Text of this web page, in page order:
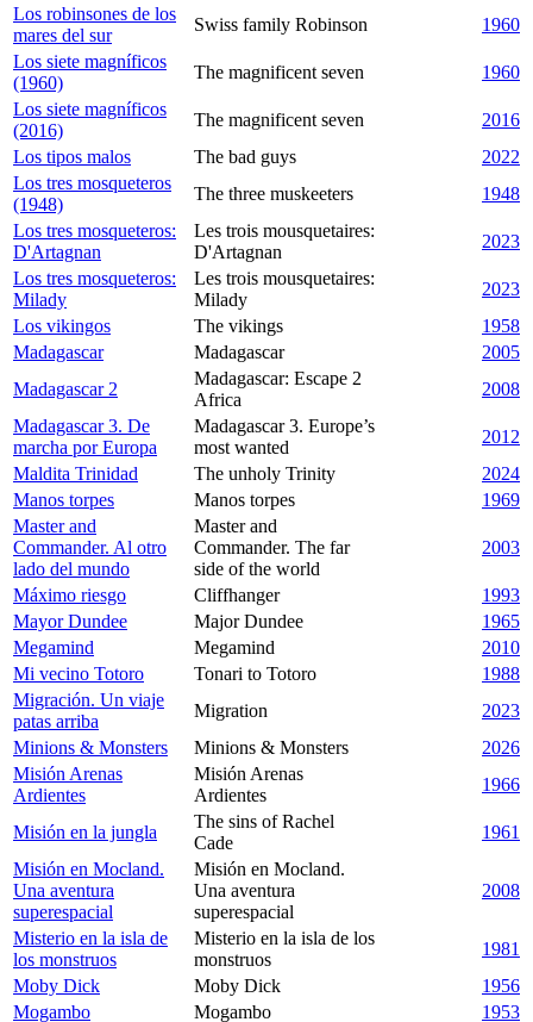
Los robinsones de los
mares del sur
Swiss family Robinson
1960
Los siete magníficos
(1960)
The magnificent seven
1960
Los siete magníficos
(2016)
The magnificent seven
2016
Los tipos malos
The bad guys
2022
Los tres mosqueteros
(1948)
The three muskeeters
1948
Los tres mosqueteros:
D'Artagnan
Les trois mousquetaires:
D'Artagnan
2023
Los tres mosqueteros:
Milady
Les trois mousquetaires:
Milady
2023
Los vikingos
The vikings
1958
Madagascar
Madagascar
2005
Madagascar 2
Madagascar: Escape 2
Africa
2008
Madagascar 3. De
marcha por Europa
Madagascar 3. Europe’s
most wanted
2012
Maldita Trinidad
The unholy Trinity
2024
Manos torpes
Manos torpes
1969
Master and
Commander. Al otro
lado del mundo
Master and
Commander. The far
side of the world
2003
Máximo riesgo Cliffhanger
1993
Mayor Dundee
Major Dundee
1965
Megamind
Megamind
2010
Mi vecino Totoro
Tonari to Totoro
1988
Migración. Un viaje
patas arriba
Migration
2023
Minions & Monsters
Minions & Monsters
2026
Misión Arenas
Ardientes
Misión Arenas
Ardientes
1966
Misión en la jungla
The sins of Rachel
Cade
1961
Misión en Mocland.
Una aventura
superespacial
Misión en Mocland.
Una aventura
superespacial
2008
Misterio en la isla de
los monstruos
Misterio en la isla de los
monstruos
1981
Moby Dick
Moby Dick
1956
Mogambo
Mogambo 1953